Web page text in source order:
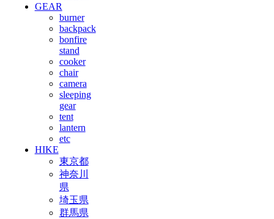
GEAR
burner
backpack
bonfire
stand
cooker
chair
camera
sleeping
gear
tent
lantern
etc
HIKE
東京都
神奈川
県
埼玉県
群馬県